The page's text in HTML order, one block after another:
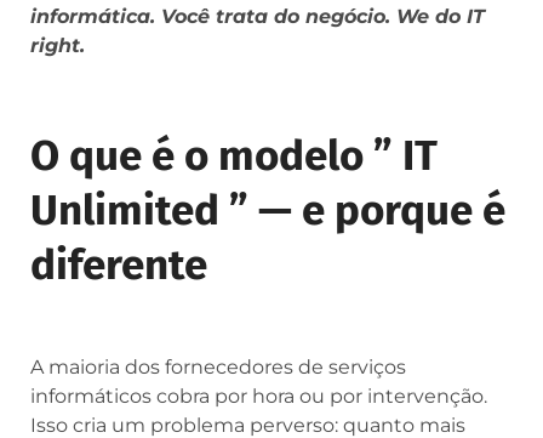
informática. Você trata do negócio. We do IT
right.
O que é o modelo ” IT
Unlimited ” — e porque é
diferente
A maioria dos fornecedores de serviços
informáticos cobra por hora ou por intervenção.
Isso cria um problema perverso: quanto mais